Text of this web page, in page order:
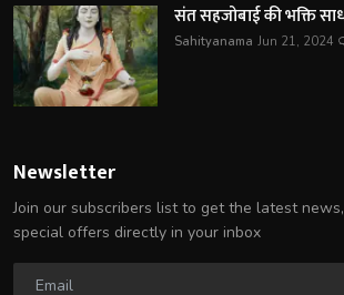
संत सहजोबाई की भक्ति
Sahityanama Jun 21, 2024
Newsletter
Join our subscribers list to get the latest
special offers directly in your inbox